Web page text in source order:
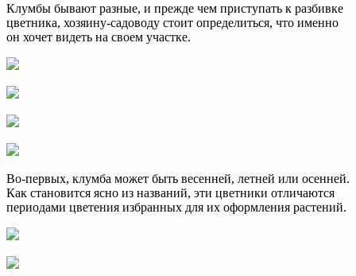
Клумбы бывают разные, и прежде чем приступать к разбивке
цветника, хозяину-садоводу стоит определиться, что именно
он хочет видеть на своем участке.
Во-первых, клумба может быть весенней, летней или осенней.
Как становится ясно из названий, эти цветники отличаются
периодами цветения избранных для их оформления растений.